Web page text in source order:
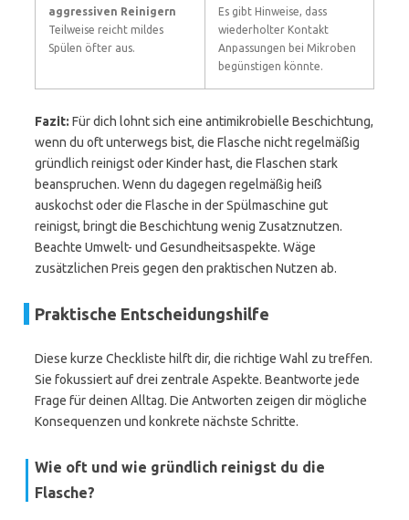
aggressiven Reinigern
Teilweise reicht mildes
Spülen öfter aus.
Es gibt Hinweise, dass
wiederholter Kontakt
Anpassungen bei Mikroben
begünstigen könnte.
Fazit: Für dich lohnt sich eine antimikrobielle Beschichtung,
wenn du oft unterwegs bist, die Flasche nicht regelmäßig
gründlich reinigst oder Kinder hast, die Flaschen stark
beanspruchen. Wenn du dagegen regelmäßig heiß
auskochst oder die Flasche in der Spülmaschine gut
reinigst, bringt die Beschichtung wenig Zusatznutzen.
Beachte Umwelt- und Gesundheitsaspekte. Wäge
zusätzlichen Preis gegen den praktischen Nutzen ab.
Praktische Entscheidungshilfe
Diese kurze Checkliste hilft dir, die richtige Wahl zu treffen.
Sie fokussiert auf drei zentrale Aspekte. Beantworte jede
Frage für deinen Alltag. Die Antworten zeigen dir mögliche
Konsequenzen und konkrete nächste Schritte.
Wie oft und wie gründlich reinigst du die
Flasche?